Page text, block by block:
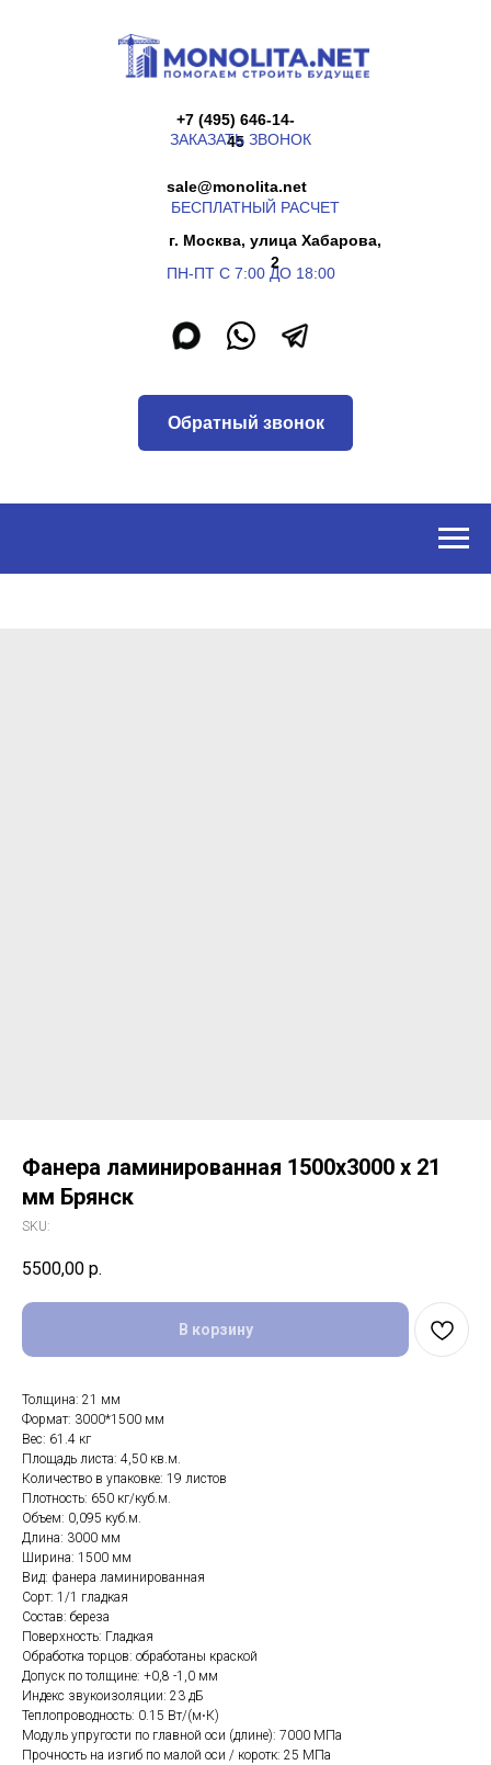
г. Москва, улица Хабарова,
ПН-ПТ С 7:00 ДО 18:00
45
ЗАКАЗАТЬ ЗВОНОК
БЕСПЛАТНЫЙ РАСЧЕТ
Фанера ламинированная 1500х3000 х 21
мм Брянск
SKU:
5500,00 р.
В корзину
Толщина: 21 мм
Формат: 3000*1500 мм
Вес: 61.4 кг
Площадь листа: 4,50 кв.м.
Количество в упаковке: 19 листов
Плотность: 650 кг/куб.м.
Объем: 0,095 куб.м.
Длина: 3000 мм
Ширина: 1500 мм
Вид: фанера ламинированная
Сорт: 1/1 гладкая
Состав: береза
Поверхность: Гладкая
Обработка торцов: обработаны краской
Допуск по толщине: +0,8 -1,0 мм
Индекс звукоизоляции: 23 дБ
Теплопроводность: 0.15 Вт/(м⋅К)
Модуль упругости по главной оси (длине): 7000 МПа
Прочность на изгиб по малой оси / коротк: 25 МПа